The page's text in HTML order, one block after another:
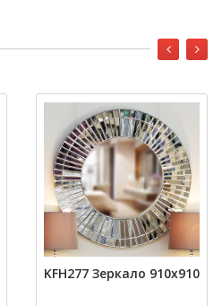
KFH277 Зеркало 910х910